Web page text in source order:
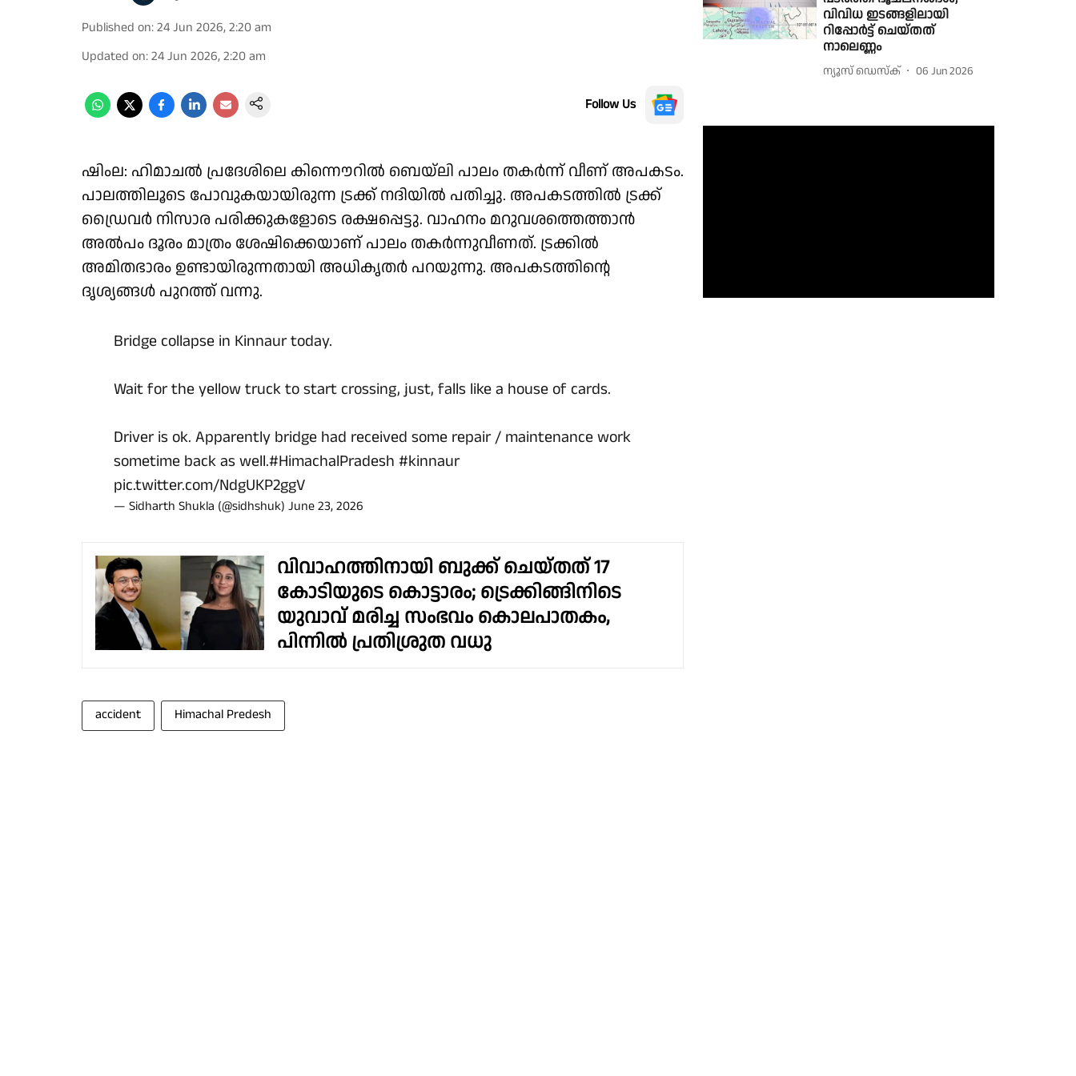
Published on:24 Jun 2026, 2:20 am
Updated on:24 Jun 2026, 2:20 am
Follow Us
ഷിംല: ഹിമാചൽ പ്രദേശിലെ കിന്നൌറിൽ ബെയ്‌ലി പാലം തകർന്ന് വീണ് അപകടം.
പാലത്തിലൂടെ പോവുകയായിരുന്ന ട്രക്ക് നദിയിൽ പതിച്ചു. അപകടത്തിൽ ട്രക്ക്
ഡ്രൈവർ നിസാര പരിക്കുകളോടെ രക്ഷപ്പെട്ടു. വാഹനം മറുവശത്തെത്താൻ
അൽപം ദൂരം മാത്രം ശേഷിക്കെയാണ് പാലം തകർന്നുവീണത്. ട്രക്കിൽ
അമിതഭാരം ഉണ്ടായിരുന്നതായി അധികൃതർ പറയുന്നു. അപകടത്തിൻ്റെ
ദൃശ്യങ്ങൾ പുറത്ത് വന്നു.
Bridge collapse in Kinnaur today.
Wait for the yellow truck to start crossing, just, falls like a house of cards.
Driver is ok. Apparently bridge had received some repair / maintenance work
sometime back as well.#HimachalPradesh #kinnaur
pic.twitter.com/NdgUKP2ggV
— Sidharth Shukla (@sidhshuk) June 23, 2026
വിവാഹത്തിനായി ബുക്ക് ചെയ്തത് 17
കോടിയുടെ കൊട്ടാരം; ട്രെക്കിങ്ങിനിടെ
യുവാവ് മരിച്ച സംഭവം കൊലപാതകം,
പിന്നിൽ പ്രതിശ്രുത വധു
accident Himachal Predesh
വിവിധ ഇടങ്ങളിലായി
റിപ്പോർട്ട് ചെയ്തത്
നാലെണ്ണം
ന്യൂസ് ഡെസ്ക് 06 Jun 2026